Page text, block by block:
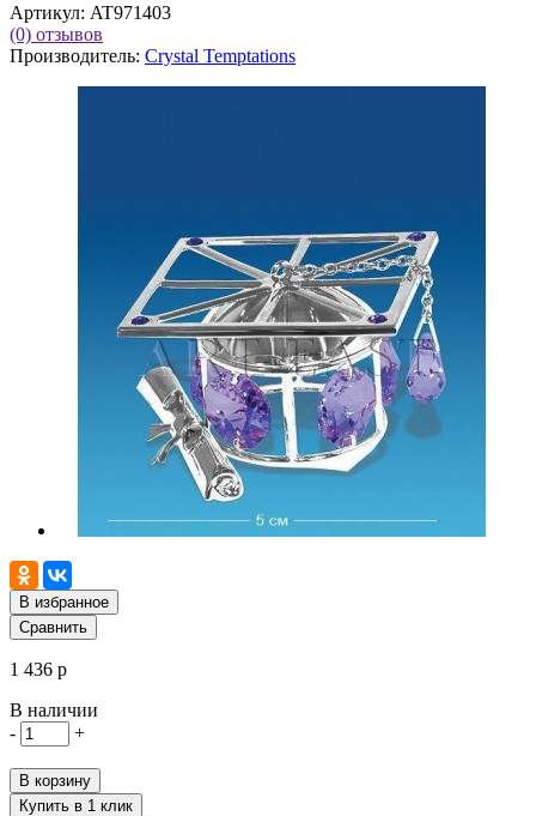
Артикул: AT971403
(0) отзывов
Производитель: Crystal Temptations
В избранное
Сравнить
1 436 р
В наличии
-
+
В корзину
Купить в 1 клик